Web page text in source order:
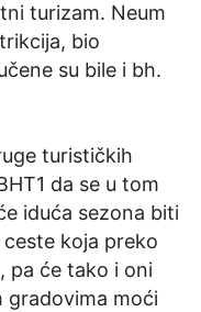
turizam. Neum
bio
su bile i bh.
turističkih
da se u tom
iduća sezona biti
koja preko
pa će tako i oni
gradovima moći